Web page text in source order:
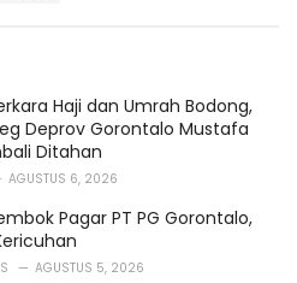
Haji dan Umrah Bodong,
Deprov Gorontalo Mustafa
Ditahan
AGUSTUS 6, 2026
Pagar PT PG Gorontalo,
AGUSTUS 5, 2026